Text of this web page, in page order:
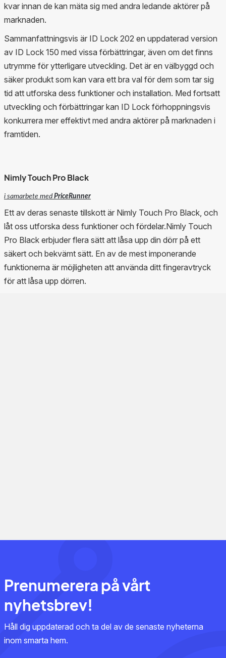
kvar innan de kan mäta sig med andra ledande aktörer på
marknaden.
Sammanfattningsvis är ID Lock 202 en uppdaterad version
av ID Lock 150 med vissa förbättringar, även om det finns
utrymme för ytterligare utveckling. Det är en välbyggd och
säker produkt som kan vara ett bra val för dem som tar sig
tid att utforska dess funktioner och installation. Med fortsatt
utveckling och förbättringar kan ID Lock förhoppningsvis
konkurrera mer effektivt med andra aktörer på marknaden i
framtiden.
Nimly Touch Pro Black
i samarbete medPriceRunner
Ett av deras senaste tillskott är Nimly Touch Pro Black, och
låt oss utforska dess funktioner och fördelar.Nimly Touch
Pro Black erbjuder flera sätt att låsa upp din dörr på ett
säkert och bekvämt sätt. En av de mest imponerande
funktionerna är möjligheten att använda ditt fingeravtryck
för att låsa upp dörren.
Prenumerera på vårt
nyhetsbrev!
Håll dig uppdaterad och ta del av de senaste nyheterna
inom smarta hem.